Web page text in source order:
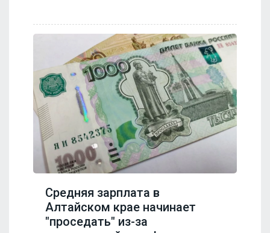
Средняя зарплата в
Алтайском крае начинает
"проседать" из-за